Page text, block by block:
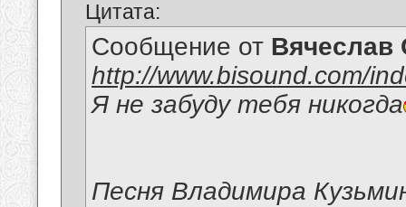
Цитата:
Сообщение от Вячеслав
http://www.bisound.com/
Я не забуду тебя никогда
Песня Владимира